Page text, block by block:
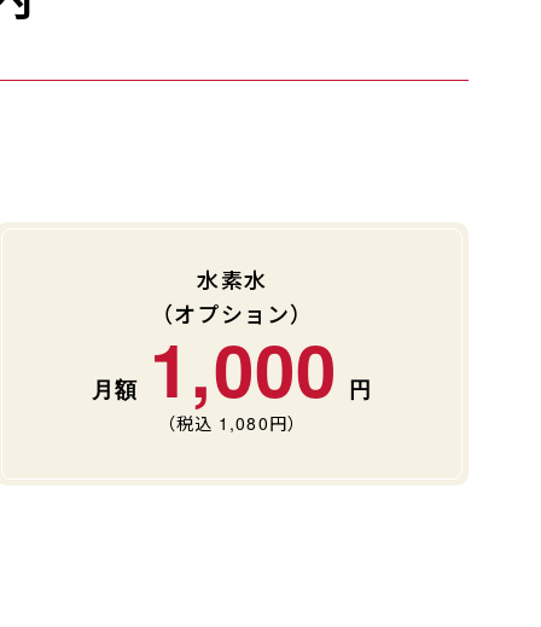
水素水
（オプション）
1,000
（税込 1,080円）